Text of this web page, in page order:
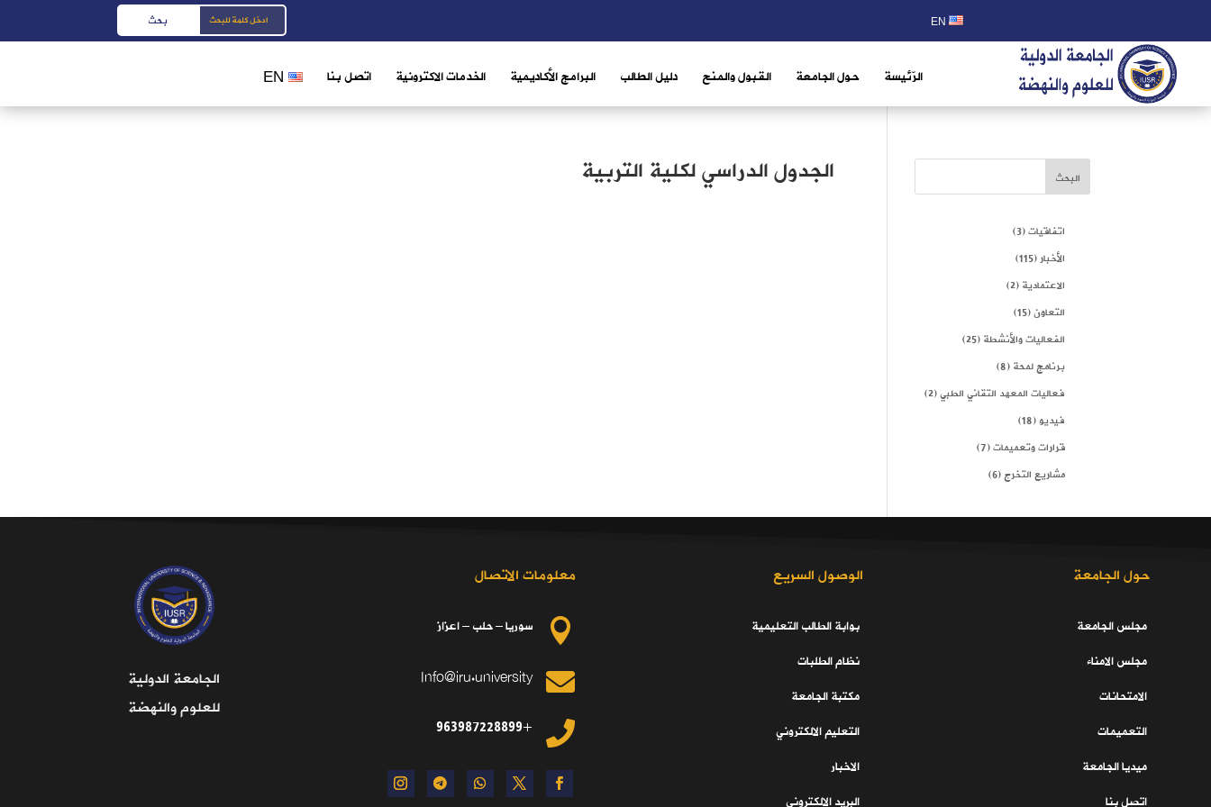
EN
الرّئيسة حول الجامعة القبول والمنح دليل الطالب البرامج الأكاديمية الخدمات الاكترونية اتصل بنا EN
الجدول الدراسي لكلية التربية البحث
اتفاقيات(3)
الأخبار(115)
الاعتمادية(2)
التعاون(15)
الفعاليات والأنشطة(25)
برنامج لمحة(8)
فعاليات المعهد التقاني الطبي(2)
فيديو(18)
قرارات وتعميمات(7)
مشاريع التخرج(6)
الجامعة الدولية
للعلوم والنهضة
معلومات الاتصال

سوريا – حلب – اعزاز

Info@iru.university

+963987228899
الوصول السريع
بوابة الطالب التعليمية
نظام الطلبات
مكتبة الجامعة
التعليم الالكتروني
الاخبار
البريد الالكتروني
حول الجامعة
مجلس الجامعة
مجلس الامناء
الامتحانات
التعميمات
ميديا الجامعة
اتصل بنا